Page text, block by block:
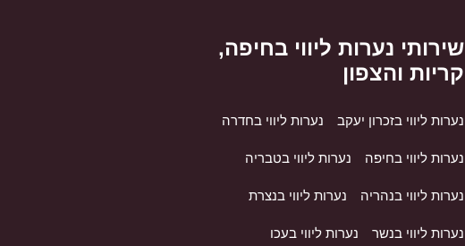
שירותי נערות ליווי בחיפה,
קריות והצפון
נערות ליווי בזכרון יעקב נערות ליווי בחדרה
נערות ליווי בחיפה נערות ליווי בטבריה
נערות ליווי בנהריה נערות ליווי בנצרת
נערות ליווי בנשר נערות ליווי בעכו